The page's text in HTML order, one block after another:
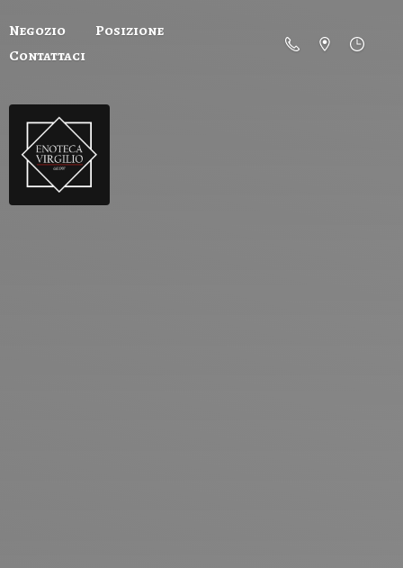
Negozio
Posizione
Contattaci